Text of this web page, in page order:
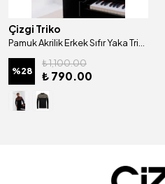
Çizgi Triko
Pamuk Akrilik Erkek Sıfır Yaka Triko Kazak Desenli Kol ve Bel Lastikli Regular Kalıp - 5022C
%28
₺ 1,100.00
₺ 790.00